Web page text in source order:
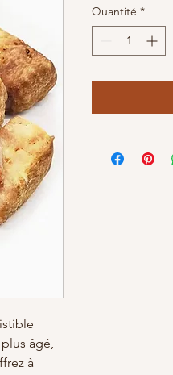
âgé,
à
Quantité *